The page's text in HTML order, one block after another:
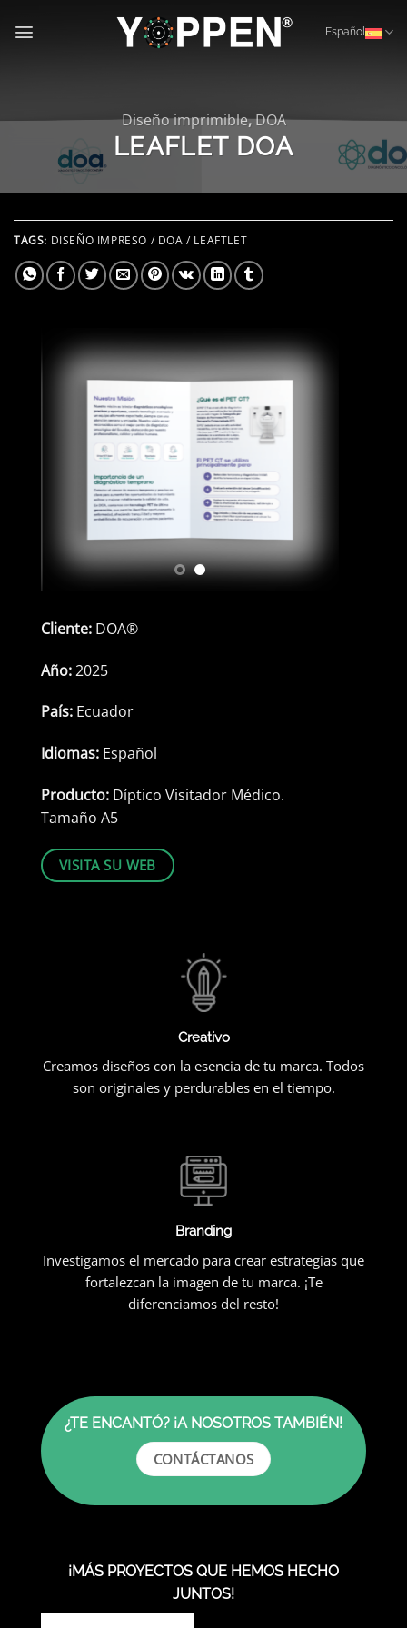
Español
Diseño imprimible,DOA
LEAFLET DOA
TAGS: DISEÑO IMPRESO / DOA / LEAFTLET
Cliente: DOA®
Año:2025
País: Ecuador
Idiomas: Español
Producto: Díptico Visitador Médico.
Tamaño A5
VISITA SU WEB
Creativo
Creamos diseños con la esencia de tu marca. Todos
son originales y perdurables en el tiempo.
Branding
Investigamos el mercado para crear estrategias que
fortalezcan la imagen de tu marca. ¡Te
diferenciamos del resto!
¿TE ENCANTÓ? ¡A NOSOTROS TAMBIÉN!
CONTÁCTANOS
¡MÁS PROYECTOS QUE HEMOS HECHO
JUNTOS!